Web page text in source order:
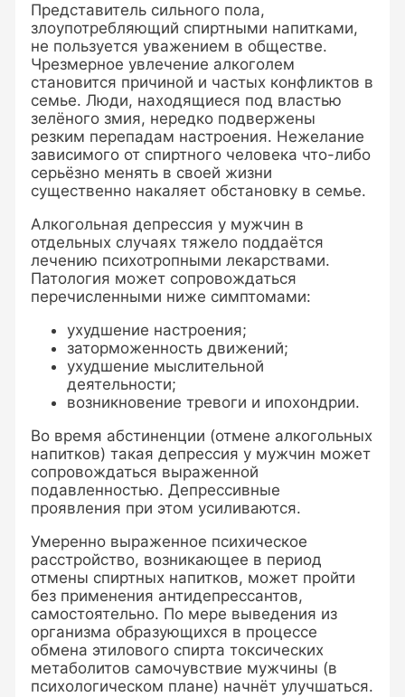
Представитель сильного пола,
злоупотребляющий спиртными напитками,
не пользуется уважением в обществе.
Чрезмерное увлечение алкоголем
становится причиной и частых конфликтов в
семье. Люди, находящиеся под властью
зелёного змия, нередко подвержены
резким перепадам настроения. Нежелание
зависимого от спиртного человека что-либо
серьёзно менять в своей жизни
существенно накаляет обстановку в семье.
Алкогольная депрессия у мужчин в
отдельных случаях тяжело поддаётся
лечению психотропными лекарствами.
Патология может сопровождаться
перечисленными ниже симптомами:
ухудшение настроения;
заторможенность движений;
ухудшение мыслительной
деятельности;
возникновение тревоги и ипохондрии.
Во время абстиненции (отмене алкогольных
напитков) такая депрессия у мужчин может
сопровождаться выраженной
подавленностью. Депрессивные
проявления при этом усиливаются.
Умеренно выраженное психическое
расстройство, возникающее в период
отмены спиртных напитков, может пройти
без применения антидепрессантов,
самостоятельно. По мере выведения из
организма образующихся в процессе
обмена этилового спирта токсических
метаболитов самочувствие мужчины (в
психологическом плане) начнёт улучшаться.